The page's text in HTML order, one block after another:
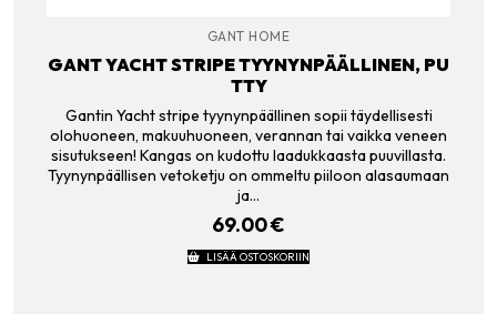
GANT HOME
GANT YACHT STRIPE TYYNYNPÄÄLLINEN, PU
TTY
Gantin Yacht stripe tyynynpäällinen sopii täydellisesti
olohuoneen, makuuhuoneen, verannan tai vaikka veneen
sisutukseen! Kangas on kudottu laadukkaasta puuvillasta.
Tyynynpäällisen vetoketju on ommeltu piiloon alasaumaan
ja…
69.00€
LISÄÄ OSTOSKORIIN